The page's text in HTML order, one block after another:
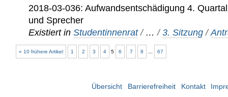
2018-03-036: Aufwandsentschädigung 4.
und Sprecher
Existiert in Studentinnenrat / …/3. Sitzung /
« 10 frühere Artikel 1 2 3 4 5 6 7 8 67
Übersicht Barrierefreiheit Kontakt